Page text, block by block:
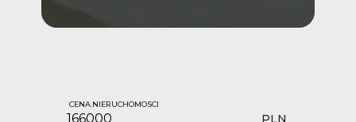
CENA.NIERUCHOMOSCI
PLN